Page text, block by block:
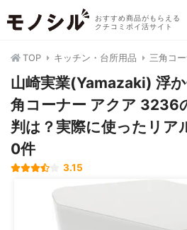
おすすめ商品がもらえる
クチコミポイ活サイト
TOP キッチン・台所用品 三角コ
山崎実業(Yamazaki) 浮
角コーナー アクア 3236
判は？実際に使ったリア
0件
3.15